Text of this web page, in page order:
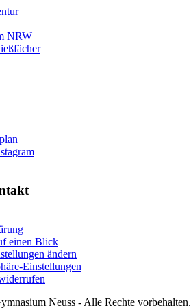
NRW
einen Blick
ändern
Einstellungen
Neuss - Alle Rechte vorbehalten.